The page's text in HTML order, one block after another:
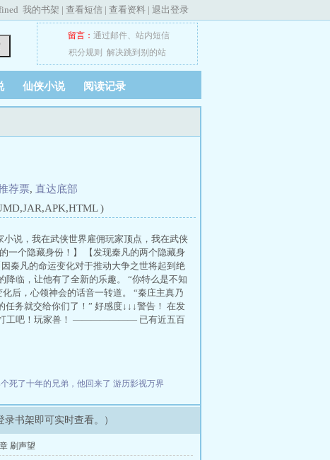
我的书架 | 查看短信 | 查看资料 | 退出登录
留言： 通过邮件、 站内短信
积分规则
解决跳到别的站
仙侠小说 阅读记录
荐票, 直达底部
)
说，我在武侠世界雇佣玩家顶点，我在武侠
一个隐藏身份！】 【发现秦凡的两个隐藏身
秦凡的命运变化对于推动大争之世将起到绝
临，让他有了全新的乐趣。 “你特么是不知
后，心领神会的话音一转道。 “秦庄主真乃
务就交给你们了！” 好感度↓↓↓警告！ 在发
打工吧！玩家兽！ ——————— 已有近五百
死了十年的兄弟，他回来了 游历影视万界
书架即可实时查看。）
刷声望